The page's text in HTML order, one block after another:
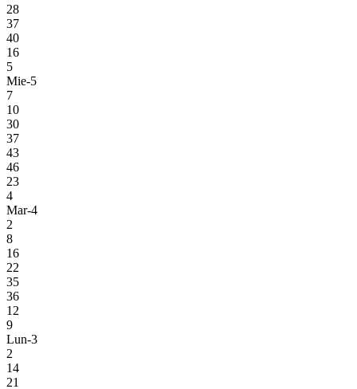
28
37
40
16
5
Mie-5
7
10
30
37
43
46
23
4
Mar-4
2
8
16
22
35
36
12
9
Lun-3
2
14
21